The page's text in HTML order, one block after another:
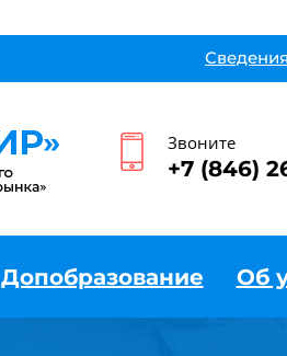
Звоните
+7 (846)
Допобразование Об